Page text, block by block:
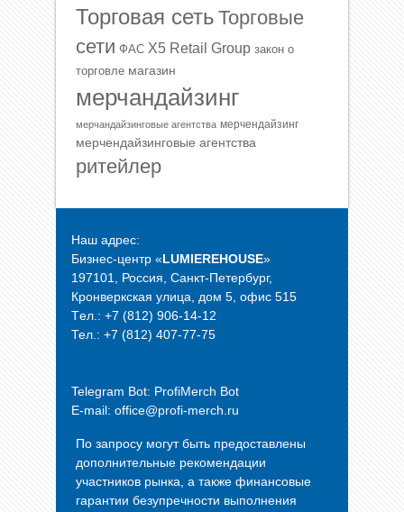
Торговая сеть Торговые
сети ФАС Х5 Retail Group закон о
торговле магазин
мерчандайзинг
мерчандайзинговые агентства мерчендайзинг
мерчендайзинговые агентства
ритейлер
Наш адрес:
Бизнес-центр «LUMIEREHOUSE»
197101, Россия, Санкт-Петербург,
Кронверкская улица, дом 5, офис 515
Tел.: +7 (812) 906-14-12
Тел.: +7 (812) 407-77-75
Telegram Bot: ProfiMerch Bot
E-mail: office@profi-merch.ru
По запросу могут быть предоставлены
дополнительные рекомендации
участников рынка, а также финансовые
гарантии безупречности выполнения